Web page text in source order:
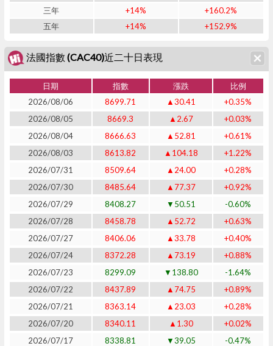
三年
+14%
+160.2%
五年
+14% +152.9%
法國指數 (CAC40)近二十日表現
日期 指數 漲跌
比例
2026/08/06
8699.71 ▲30.41
+0.35%
2026/08/05
8669.3 ▲2.67
+0.03%
2026/08/04
8666.63 ▲52.81
+0.61%
2026/08/03
8613.82 ▲104.18
+1.22%
2026/07/31
8509.64 ▲24.00
+0.28%
2026/07/30
8485.64 ▲77.37
+0.92%
2026/07/29
8408.27 ▼50.51
-0.60%
2026/07/28
8458.78 ▲52.72
+0.63%
2026/07/27
8406.06 ▲33.78
+0.40%
2026/07/24
8372.28 ▲73.19
+0.88%
2026/07/23
8299.09 ▼138.80
-1.64%
2026/07/22
8437.89 ▲74.75
+0.89%
2026/07/21
8363.14 ▲23.03
+0.28%
2026/07/20
8340.11 ▲1.30
+0.02%
2026/07/17
8338.81 ▼39.05
-0.47%